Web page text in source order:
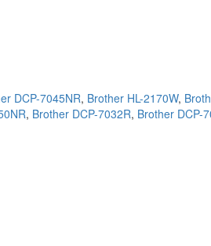
DCP-7045NR, Brother HL-2170W,
, Brother DCP-7032R, Brother DCP-